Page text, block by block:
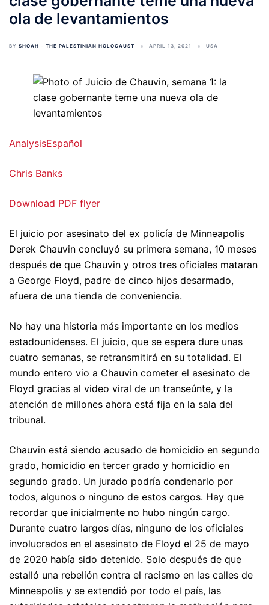
ola de levantamientos
BY SHOAH - THE PALESTINIAN HOLOCAUST APRIL 13, 2021 USA
AnalysisEspañol
Chris Banks
Download PDF flyer
El juicio por asesinato del ex policía de Minneapolis
Derek Chauvin concluyó su primera semana, 10 meses
después de que Chauvin y otros tres oficiales mataran
a George Floyd, padre de cinco hijos desarmado,
afuera de una tienda de conveniencia.
No hay una historia más importante en los medios
estadounidenses. El juicio, que se espera dure unas
cuatro semanas, se retransmitirá en su totalidad. El
mundo entero vio a Chauvin cometer el asesinato de
Floyd gracias al video viral de un transeúnte, y la
atención de millones ahora está fija en la sala del
tribunal.
Chauvin está siendo acusado de homicidio en segundo
grado, homicidio en tercer grado y homicidio en
segundo grado. Un jurado podría condenarlo por
todos, algunos o ninguno de estos cargos. Hay que
recordar que inicialmente no hubo ningún cargo.
Durante cuatro largos días, ninguno de los oficiales
involucrados en el asesinato de Floyd el 25 de mayo
de 2020 había sido detenido. Solo después de que
estalló una rebelión contra el racismo en las calles de
Minneapolis y se extendió por todo el país, las